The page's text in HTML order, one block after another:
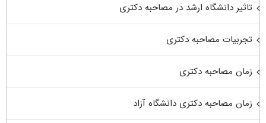
تاثیر دانشگاه ارشد در مصاحبه دکتری
تجربیات مصاحبه دکتری
زمان مصاحبه دکتری
زمان مصاحبه دکتری دانشگاه آزاد